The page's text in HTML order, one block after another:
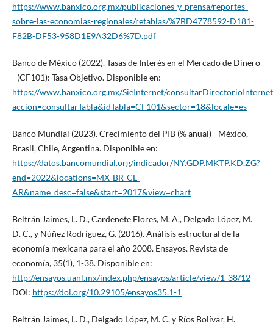
https://www.banxico.org.mx/publicaciones-y-prensa/reportes-
sobre-las-economias-regionales/retablas/%7BD4778592-D181-
F82B-DF53-958D1E9A32D6%7D.pdf
Banco de México (2022). Tasas de Interés en el Mercado de Dinero
- (CF101): Tasa Objetivo. Disponible en:
https://www.banxico.org.mx/SieInternet/
accion=consultarTabla&idTabla=CF101&sector=18&locale=es
Banco Mundial (2023). Crecimiento del PIB (% anual) - México,
Brasil, Chile, Argentina. Disponible en:
https://datos.bancomundial.org/indicador/NY.GDP.MKTP.KD.ZG?
end=2022&locations=MX-BR-CL-
AR&name_desc=false&start=2017&view=chart
Beltrán Jaimes, L. D., Cardenete Flores, M. A., Delgado López, M.
D. C., y Núñez Rodríguez, G. (2016). Análisis estructural de la
economía mexicana para el año 2008. Ensayos. Revista de
economía, 35(1), 1-38. Disponible en:
http://ensayos.uanl.mx/index.php/ensayos/article/view/1-38/12
DOI: https://doi.org/10.29105/ensayos35.1-1
Beltrán Jaimes, L. D., Delgado López, M. C. y Ríos Bolívar, H.